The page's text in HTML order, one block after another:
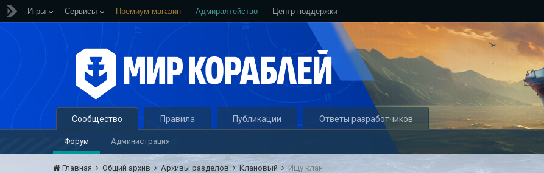
Игры Сервисы Премиум магазин Адмиралтейство Центр поддержки
Сообщество
Форум Администрация
Правила Публикации Ответы разработчиков
Главная Общий архив Архивы разделов Клановый Ищу клан